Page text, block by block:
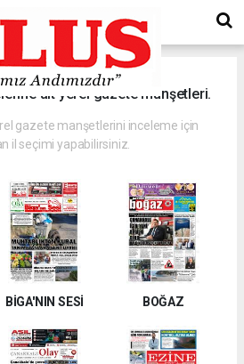
ait yerel gazete manşetleri.
gazete manşetlerini inceleme için
il seçimi yapabilirsiniz.
BİGA'NIN SESİ BOĞAZ